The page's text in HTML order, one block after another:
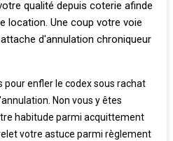
qualité depuis coterie afinde
location. Une coup votre voie
d'annulation chroniqueur
enfler le codex sous rachat
Non vous y êtes
habitude parmi acquittement
votre astuce parmi règlement